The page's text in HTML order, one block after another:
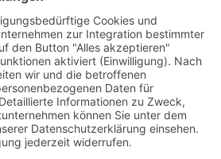
Beantwortung meiner
Anfrage elektronisch
erhoben und gespeichert
werden.
Hinweis: Sie können Ihre
Einwilligung jederzeit für die
Zukunft per E-Mail an
service@designinstein-
gmbh.de widerrufen.